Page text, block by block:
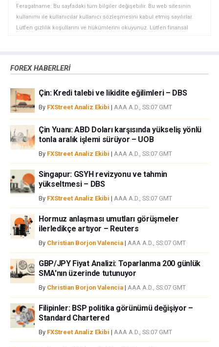
Feragatname: Bu sayfadaki tüm bilgiler değişebilir. Bu web sitesinin
kullanımı ile kullanıcılar kullanıcı sözleşmesini kabul etmiş sayılırlar.
Lütfen gizlilik koşullarını ve hükümlerini okuyunuz. Lütfen finansal
bir alan olmayabilir. Diğer finansal araçlar içinden döviz ticaretini tercih
iştahınızı dikkatlice gözden geçiriniz. FXStreet’de ifade edilen görüşler
bireysel yazarlara aittir, fxstreet.com veya yönetimin görüşlerini ifade
etmemektedir. Bilgilerde hatalar yada eksikler bulunabilir. FXStreet
bağımsız yazarların görüşlerini doğrulamak zorunda değildir.
FXStreet’de verilen herhangi bir görüş, haber, araştırma, analiz, fiyatlar
veya fxstreet.comtarafından bu sitede yayınlanan bilgiler çalışanlar,
ortaklar yada katkıda bulunanlar tarafından genel piyasa yorumu olarak
bilgilerin kullanımı nedeniyle doğrudan yada dolaylı olarak ortaya
çıkabilecek herhangi bir kar kaybı herhangi bir sınırlama olmaksızın
herhangi bir kayıp ya da hasar için sorumluluk kabul etmemektedir.
FOREX HABERLERİ
Çin: Kredi talebi ve likidite eğilimleri – DBS
By FXStreet Analiz Ekibi | AAA A.D., SS:07 GMT
Çin Yuanı: ABD Doları karşısında yükseliş yönlü
tonla aralık işlemi sürüyor – UOB
By FXStreet Analiz Ekibi | AAA A.D., SS:07 GMT
Singapur: GSYH revizyonu ve tahmin
yükseltmesi – DBS
By FXStreet Analiz Ekibi | AAA A.D., SS:07 GMT
Hormuz anlaşması umutları görüşmeler
ilerledikçe artıyor – Reuters
By Christian Borjon Valencia | AAA A.D., SS:07 GMT
GBP/JPY Fiyat Analizi: Toparlanma 200 günlük
SMA'nın üzerinde tutunuyor
By Christian Borjon Valencia | AAA A.D., SS:07 GMT
Filipinler: BSP politika görünümü değişiyor –
Standard Chartered
By FXStreet Analiz Ekibi | AAA A.D., SS:07 GMT